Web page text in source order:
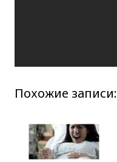
Похожие записи: